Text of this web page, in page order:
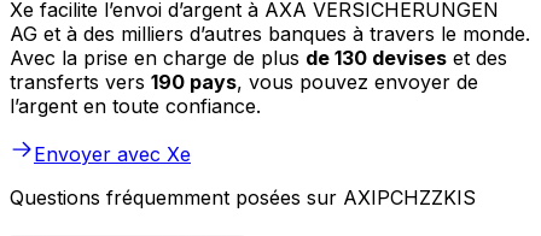
Xe facilite l’envoi d’argent à AXA VERSICHERUNGEN
AG et à des milliers d’autres banques à travers le monde.
Avec la prise en charge de plus de 130 devises et des
transferts vers 190 pays, vous pouvez envoyer de
l’argent en toute confiance.
Envoyer avec Xe
Questions fréquemment posées sur AXIPCHZZKIS